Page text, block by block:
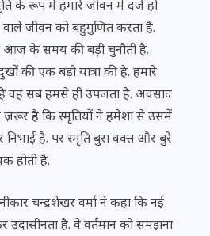
के रूप में हमारे जीवन में दर्ज हो
जीवन को बहुगुणित करता है.
आज के समय की बड़ी चुनौती है.
की एक बड़ी यात्रा की है. हमारे
वह सब हमसे ही उपजता है. अवसाद
है कि स्मृतियों ने हमेशा से उसमें
है. पर स्मृति बुरा वक्त और बुरे
होती है.
चन्द्रशेखर वर्मा ने कहा कि नई
है. वे वर्तमान को समझना